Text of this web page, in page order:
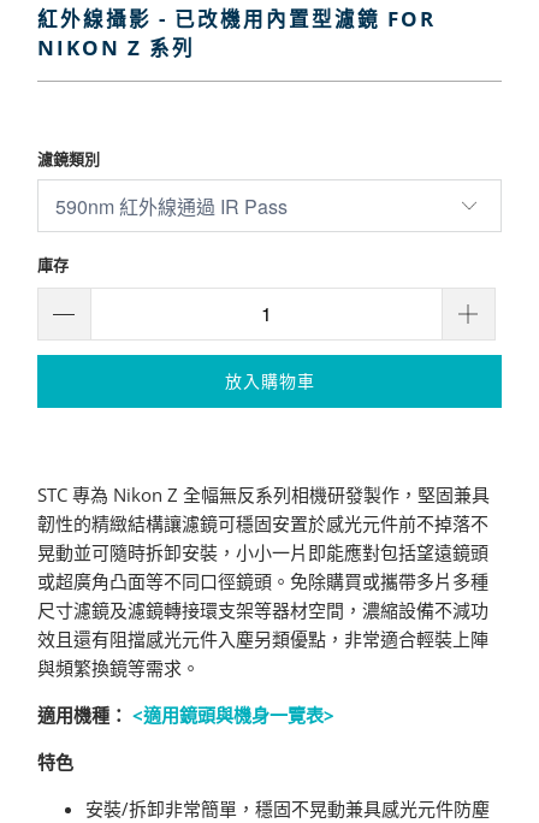
紅外線攝影 - 已改機用內置型濾鏡 FOR
NIKON Z 系列
濾鏡類別
庫存
放入購物車
STC 專為 Nikon Z 全幅無反系列相機研發製作，堅固兼具
韌性的精緻結構讓濾鏡可穩固安置於感光元件前不掉落不
晃動並可隨時拆卸安裝，小小一片即能應對包括望遠鏡頭
或超廣角凸面等不同口徑鏡頭。免除購買或攜帶多片多種
尺寸濾鏡及濾鏡轉接環支架等器材空間，濃縮設備不減功
效且還有阻擋感光元件入塵另類優點，非常適合輕裝上陣
與頻繁換鏡等需求。
適用機種： <適用鏡頭與機身一覽表>
特色
安裝/拆卸非常簡單，穩固不晃動兼具感光元件防塵